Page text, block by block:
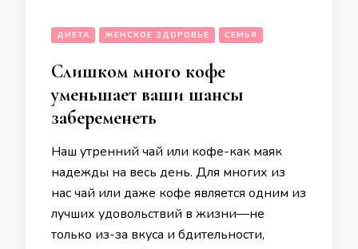
ДИЕТА ЖЕНСКОЕ ЗДОРОВЬЕ СЕМЬЯ
Слишком много кофе
уменьшает ваши шансы
забеременеть
Наш утренний чай или кофе-как маяк
надежды на весь день. Для многих из
нас чай или даже кофе является одним из
лучших удовольствий в жизни—не
только из-за вкуса и бдительности,